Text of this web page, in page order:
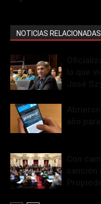
NOTICIAS RELACIONADAS